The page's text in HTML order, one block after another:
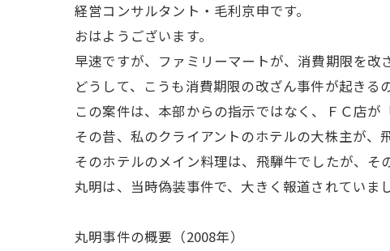
経営コンサルタント・毛利京申です。
おはようございます。
早速ですが、ファミリーマートが、消費期限を改
どうして、こうも消費期限の改ざん事件が起きる
この案件は、本部からの指示ではなく、ＦＣ店が
その昔、私のクライアントのホテルの大株主が、
そのホテルのメイン料理は、飛騨牛でしたが、そ
丸明は、当時偽装事件で、大きく報道されていま
丸明事件の概要（2008年）